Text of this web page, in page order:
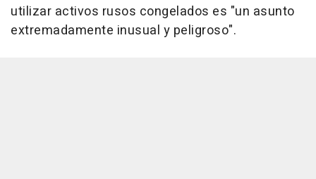
utilizar activos rusos congelados es "un asunto
extremadamente inusual y peligroso".